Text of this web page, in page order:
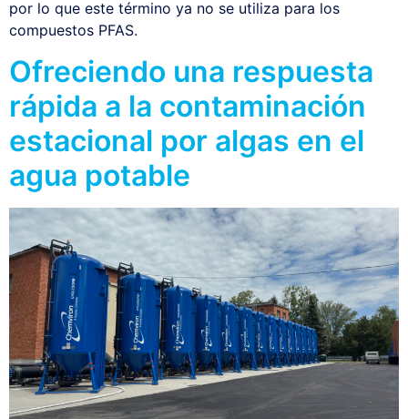
por lo que este término ya no se utiliza para los
compuestos PFAS.
Ofreciendo una respuesta
rápida a la contaminación
estacional por algas en el
agua potable